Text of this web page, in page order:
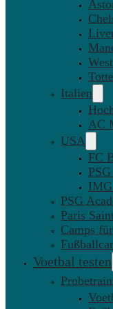
Italien
AC
USA
FC
PSG
Paris
Camps
Voetbal testen